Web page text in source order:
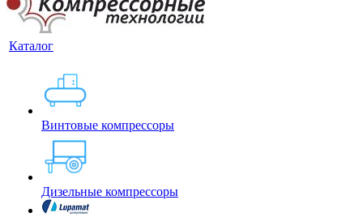
Каталог
Винтовые компрессоры
Дизельные компрессоры